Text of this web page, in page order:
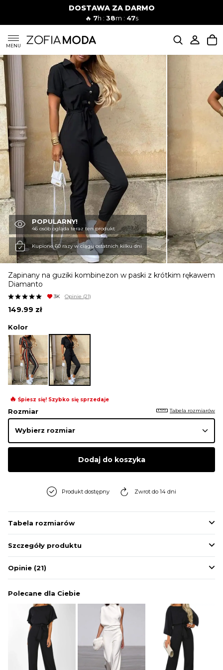
DOSTAWA ZA DARMO
🔥 7h : 38m : 46s
MENU
SUKIENKI
KOMPLETY
JEANSY
SZORTY
MODA PLAŻOWA
BLUZKI
KURTKI I PŁASZCZE
SPÓDNICE
KOMBINEZONY
DRESY
MARYNARKI
SWETRY
BIELIZNA
POPULARNY!
46 osób ogląda teraz ten produkt
Kupione 60 razy w ciągu ostatnich kilku dni
Zapinany na guziki kombinezon w paski z krótkim rękawem
Diamanto
3K Opinie (21)
149.99 zł
Kolor
🔥 Śpiesz się! Szybko się sprzedaje
Rozmiar Tabela rozmiarów
Dodaj do koszyka
Produkt dostępny Zwrot do 14 dni
Tabela rozmiarów
Szczegóły produktu
Opinie (21)
Polecane dla Ciebie